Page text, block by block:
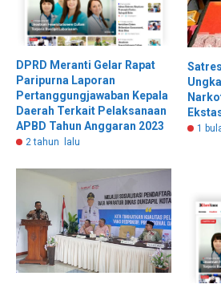
DPRD Meranti Gelar Rapat
Paripurna Laporan
Pertanggungjawaban Kepala
Daerah Terkait Pelaksanaan
APBD Tahun Anggaran 2023
2 tahun lalu
1